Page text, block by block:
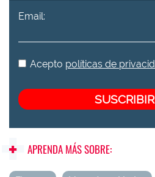
Email:
Acepto políticas de
APRENDA MÁS SOBRE: